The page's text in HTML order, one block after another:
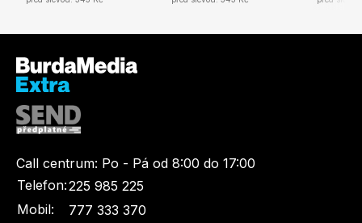
Call centrum: Po - Pá od 8:00 do 17:00
Telefon:225 985 225
Mobil:
777 333 370